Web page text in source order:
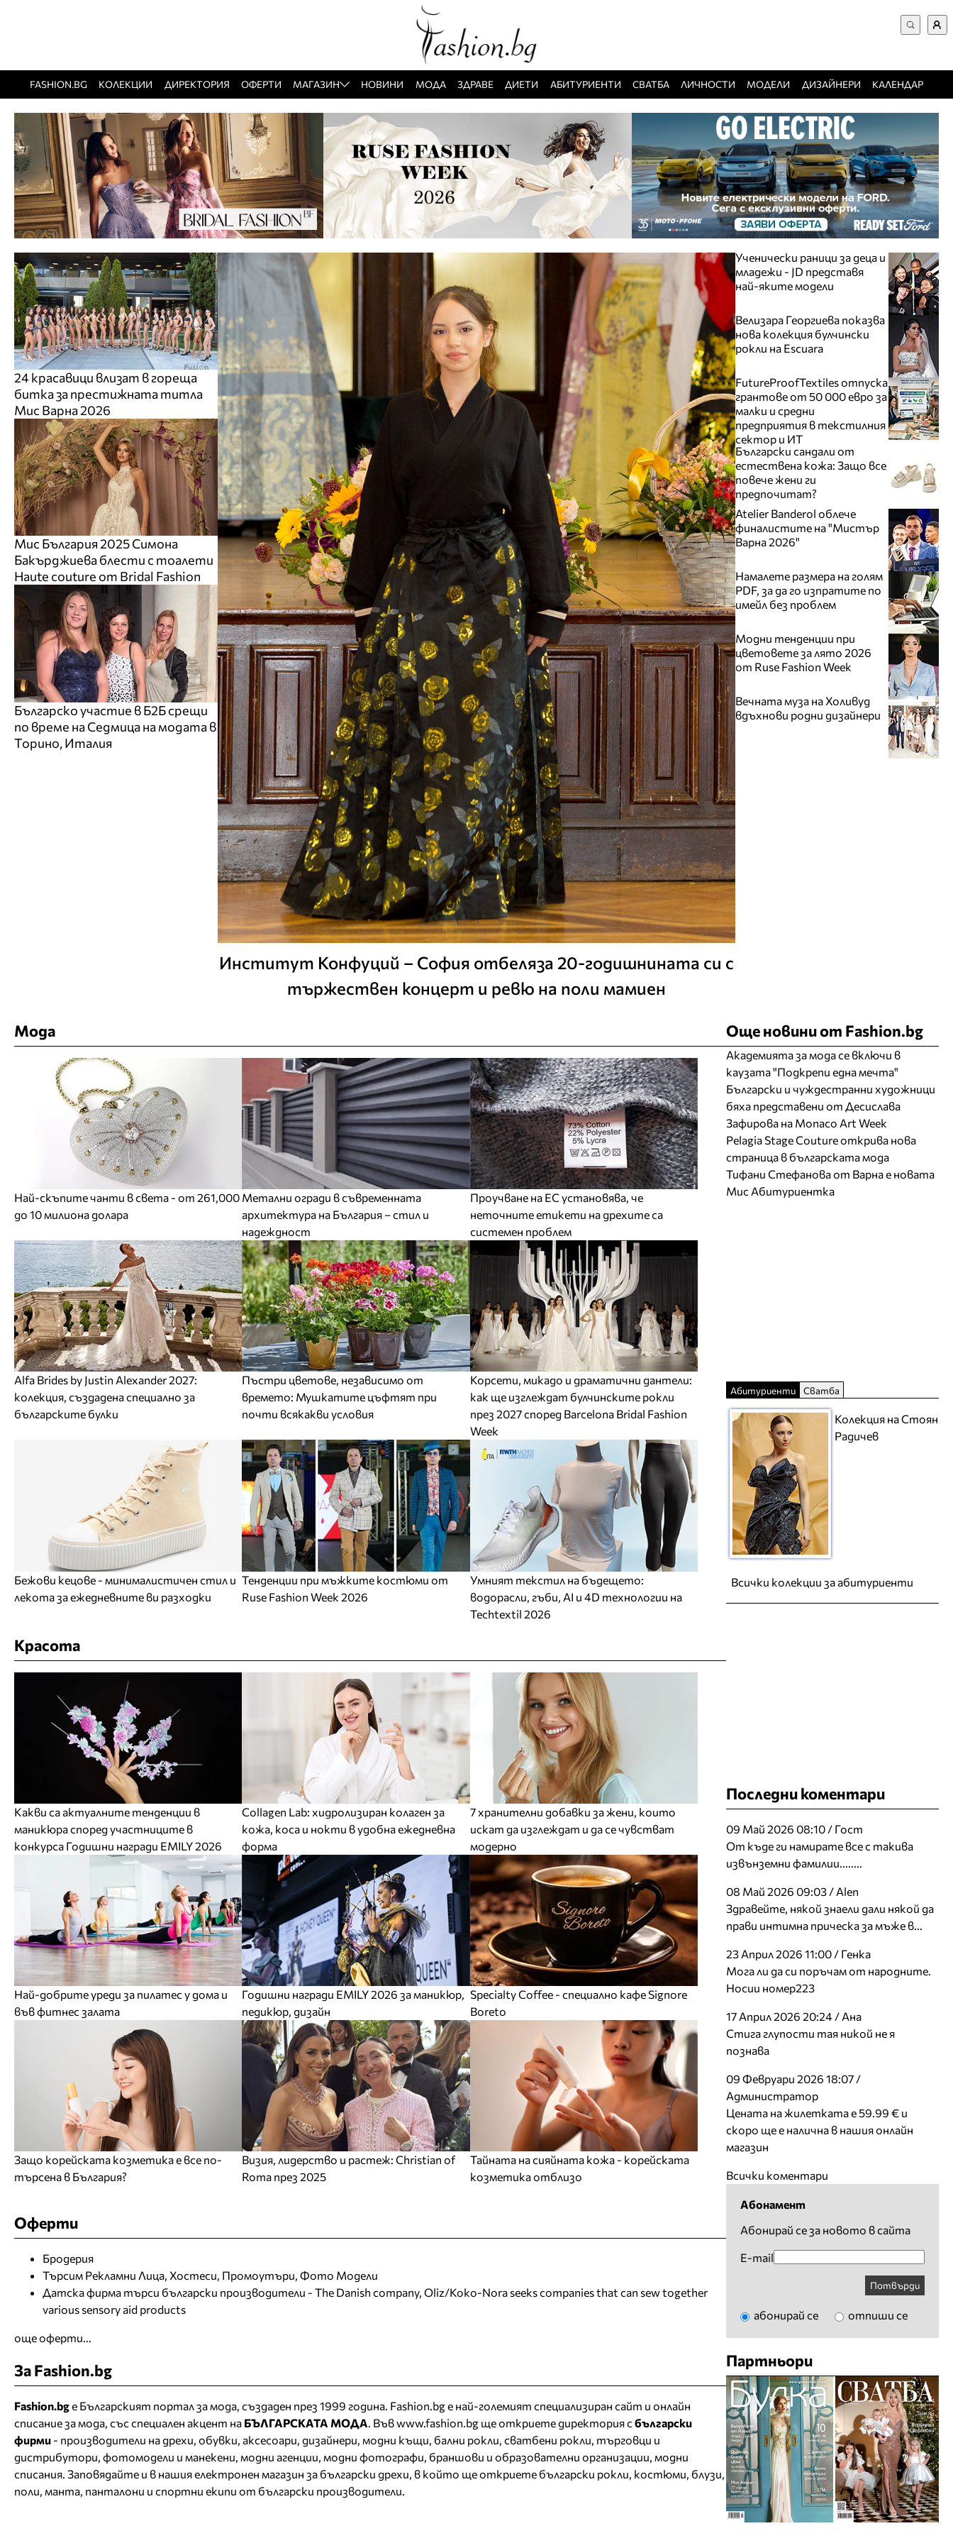
Забравена парола
Регистрация
Добавяне на фирма
Защо да се регистрирам
FASHION.BG КОЛЕКЦИИ ДИРЕКТОРИЯ ОФЕРТИ МАГАЗИН НОВИНИ МОДА ЗДРАВЕ ДИЕТИ АБИТУРИЕНТИ СВАТБА ЛИЧНОСТИ МОДЕЛИ ДИЗАЙНЕРИ КАЛЕНДАР
Институт Конфуций – София отбеляза 20-годишнината си с
тържествен концерт и ревю на поли мамиен
24 красавици влизат в гореща
битка за престижната титла
Мис Варна 2026
Мис България 2025 Симона
Бакърджиева блести с тоалети
Haute couture от Bridal Fashion
Българско участие в Б2Б срещи
по време на Седмица на модата в
Торино, Италия
Ученически раници за деца и
младежи - JD представя
най-яките модели
Велизара Георгиева показва
нова колекция булчински
рокли на Escuara
FutureProofTextiles отпуска
грантове от 50 000 евро за
малки и средни
предприятия в текстилния
сектор и ИТ
Български сандали от
естествена кожа: Защо все
повече жени ги
предпочитат?
Atelier Banderol облече
финалистите на "Мистър
Варна 2026"
Намалете размера на голям
PDF, за да го изпратите по
имейл без проблем
Модни тенденции при
цветовете за лято 2026
от Ruse Fashion Week
Вечната муза на Холивуд
вдъхнови родни дизайнери
Мода
Най-скъпите чанти в света - от 261,000
до 10 милиона долара
Метални огради в съвременната
архитектура на България – стил и
надеждност
Проучване на ЕС установява, че
неточните етикети на дрехите са
системен проблем
Alfa Brides by Justin Alexander 2027:
колекция, създадена специално за
българските булки
Пъстри цветове, независимо от
времето: Мушкатите цъфтят при
почти всякакви условия
Корсети, микадо и драматични дантели:
как ще изглеждат булчинските рокли
през 2027 според Barcelona Bridal Fashion
Week
Бежови кецове - минималистичен стил и
лекота за ежедневните ви разходки
Тенденции при мъжките костюми от
Ruse Fashion Week 2026
Умният текстил на бъдещето:
водорасли, гъби, AI и 4D технологии на
Techtextil 2026
Красота
Какви са актуалните тенденции в
маникюра според участниците в
конкурса Годишни награди EMILY 2026
Collagen Lab: хидролизиран колаген за
кожа, коса и нокти в удобна ежедневна
форма
7 хранителни добавки за жени, които
искат да изглеждат и да се чувстват
модерно
Най-добрите уреди за пилатес у дома и
във фитнес залата
Годишни награди EMILY 2026 за маникюр,
педикюр, дизайн
Specialty Coffee - специално кафе Signore
Boreto
Защо корейската козметика е все по-
търсена в България?
Визия, лидерство и растеж: Christian of
Roma през 2025
Тайната на сияйната кожа - корейската
козметика отблизо
Оферти
Бродерия
Търсим Рекламни Лица, Хостеси, Промоутъри, Фото Модели
Датска фирма търси български производители - The Danish company, Oliz/Koko-Nora seeks companies that can sew together
various sensory aid products
още оферти...
За Fashion.bg
Fashion.bgе Българският портал за мода, създаден през 1999 година. Fashion.bg е най-големият специализиран сайт и онлайн
списание за мода, със специален акцент на БЪЛГАРСКАТА МОДА. Във www.fashion.bg ще откриетедиректорияс български
фирми - производители на дрехи, обувки, аксесоари, дизайнери, модни къщи, бални рокли, сватбени рокли, търговци и
дистрибутори, фотомодели и манекени, модни агенции, модни фотографи, браншови и образователни организации, модни
списания. Заповядайте и в нашияелектронен магазин за български дрехи, в който ще откриете български рокли, костюми, блузи,
поли, манта, панталони и спортни екипи от български производители.
Още новини от Fashion.bg
Академията за мода се включи в
каузата "Подкрепи една мечта"
Български и чуждестранни художници
бяха представени от Десислава
Зафирова на Monaco Art Week
Pelagia Stage Couture открива нова
страница в българската мода
Тифани Стефанова от Варна е новата
Мис Абитуриентка
Абитуриенти Сватба
Колекция на Стоян
Радичев
Всички колекции за абитуриенти
Последни коментари
09 Май 2026 08:10 / Гост
От къде ги намирате все с такива
извънземни фамилии........
08 Май 2026 09:03 / Alen
Здравейте, някой знаели дали някой да
прави интимна прическа за мъже в...
23 Април 2026 11:00 / Генка
Мога ли да си поръчам от народните.
Носии номер223
17 Април 2026 20:24 / Ана
Стига глупости тая никой не я
познава
09 Февруари 2026 18:07 /
Администратор
Цената на жилетката е 59.99 € и
скоро ще е налична в нашия онлайн
магазин
Всички коментари
Абонамент
Абонирай се за новото в сайта
E-mail
Потвърди
абонирай се отпиши се
Партньори